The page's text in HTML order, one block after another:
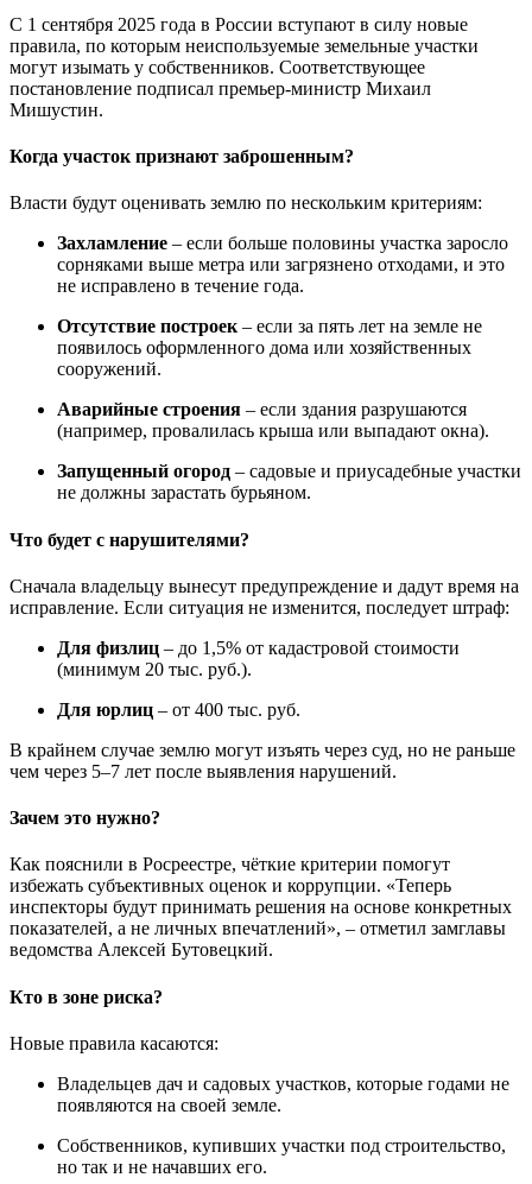
С 1 сентября 2025 года в России вступают в силу новые
правила, по которым неиспользуемые земельные участки
могут изымать у собственников. Соответствующее
постановление подписал премьер-министр Михаил
Мишустин.
Когда участок признают заброшенным?
Власти будут оценивать землю по нескольким критериям:
Захламление – если больше половины участка заросло
сорняками выше метра или загрязнено отходами, и это
не исправлено в течение года.
Отсутствие построек – если за пять лет на земле не
появилось оформленного дома или хозяйственных
сооружений.
Аварийные строения – если здания разрушаются
(например, провалилась крыша или выпадают окна).
Запущенный огород – садовые и приусадебные участки
не должны зарастать бурьяном.
Что будет с нарушителями?
Сначала владельцу вынесут предупреждение и дадут время на
исправление. Если ситуация не изменится, последует штраф:
Для физлиц – до 1,5% от кадастровой стоимости
(минимум 20 тыс. руб.).
Для юрлиц – от 400 тыс. руб.
В крайнем случае землю могут изъять через суд, но не раньше
чем через 5–7 лет после выявления нарушений.
Зачем это нужно?
Как пояснили в Росреестре, чёткие критерии помогут
избежать субъективных оценок и коррупции. «Теперь
инспекторы будут принимать решения на основе конкретных
показателей, а не личных впечатлений», – отметил замглавы
ведомства Алексей Бутовецкий.
Кто в зоне риска?
Новые правила касаются:
Владельцев дач и садовых участков, которые годами не
появляются на своей земле.
Собственников, купивших участки под строительство,
но так и не начавших его.